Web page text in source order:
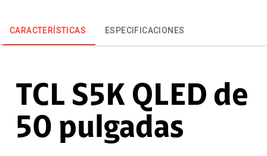
CARACTERÍSTICAS ESPECIFICACIONES
TCL S5K QLED de
50 pulgadas